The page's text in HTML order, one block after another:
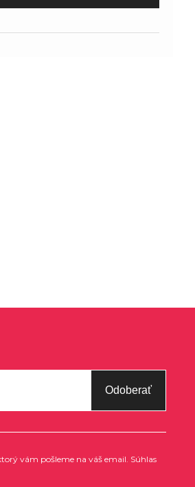
Odoberať
vám pošleme na váš email. Súhlas